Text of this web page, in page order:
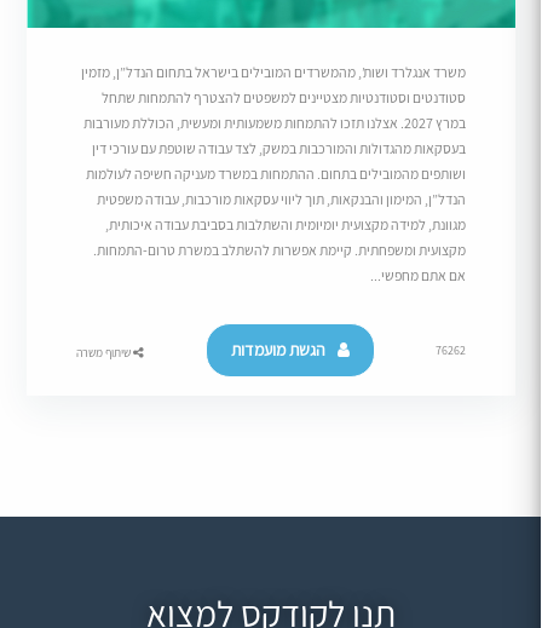
משרד אנגלרד ושות’, מהמשרדים המובילים בישראל בתחום הנדל”ן, מזמין
סטודנטים וסטודנטיות מצטיינים למשפטים להצטרף להתמחות שתחל
במרץ 2027. אצלנו תזכו להתמחות משמעותית ומעשית, הכוללת מעורבות
בעסקאות מהגדולות והמורכבות במשק, לצד עבודה שוטפת עם עורכי דין
ושותפים מהמובילים בתחום. ההתמחות במשרד מעניקה חשיפה לעולמות
הנדל”ן, המימון והבנקאות, תוך ליווי עסקאות מורכבות, עבודה משפטית
מגוונת, למידה מקצועית יומיומית והשתלבות בסביבת עבודה איכותית,
מקצועית ומשפחתית. קיימת אפשרות להשתלב במשרת טרום-התמחות.
אם אתם מחפשי...
76262 הגשת מועמדות שיתוף משרה
תנו לקודקס למצוא